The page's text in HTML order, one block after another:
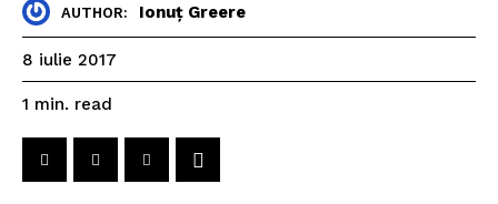
AUTHOR: Ionuț Greere
8 iulie 2017
1 min. read